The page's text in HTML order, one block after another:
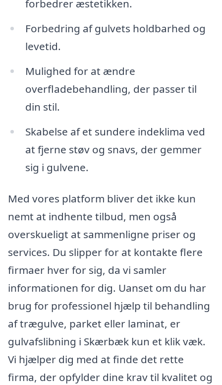
forbedrer æstetikken.
Forbedring af gulvets holdbarhed og
levetid.
Mulighed for at ændre
overfladebehandling, der passer til
din stil.
Skabelse af et sundere indeklima ved
at fjerne støv og snavs, der gemmer
sig i gulvene.
Med vores platform bliver det ikke kun
nemt at indhente tilbud, men også
overskueligt at sammenligne priser og
services. Du slipper for at kontakte flere
firmaer hver for sig, da vi samler
informationen for dig. Uanset om du har
brug for professionel hjælp til behandling
af trægulve, parket eller laminat, er
gulvafslibning i Skærbæk kun et klik væk.
Vi hjælper dig med at finde det rette
firma, der opfylder dine krav til kvalitet og